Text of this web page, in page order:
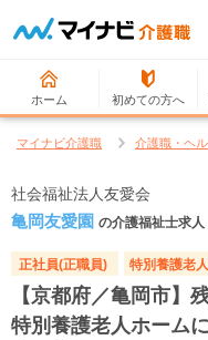
ホーム 初めての方へ
マイナビ介護職 介護職・ヘ
社会福祉法人友愛会
亀岡友愛園 の介護福祉士求人
正社員(正職員) 特別養護老
【京都府／亀岡市】
特別養護老人ホーム